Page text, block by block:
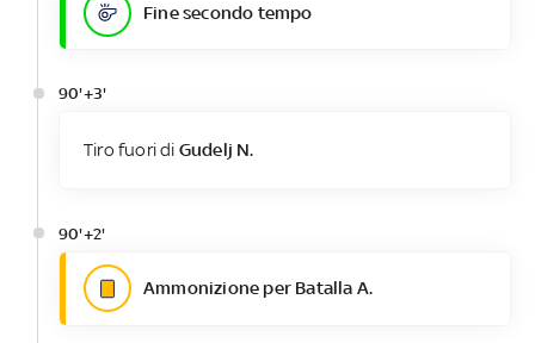
Fine secondo tempo
90'+3'
Tiro fuori di Gudelj N.
90'+2'
Ammonizione per Batalla A.